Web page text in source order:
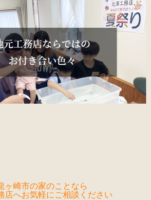
ヶ崎市の家のことなら
店へお気軽にご相談ください